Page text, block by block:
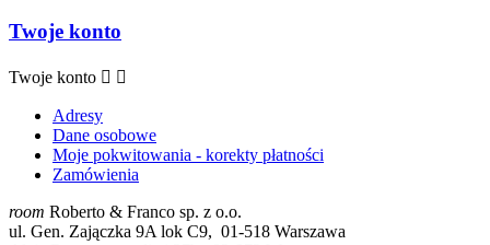
Twoje konto
Twoje konto  
Adresy
Dane osobowe
Moje pokwitowania - korekty płatności
Zamówienia
room Roberto & Franco sp. z o.o.
ul. Gen. Zajączka 9A lok C9, 01-518 Warszawa